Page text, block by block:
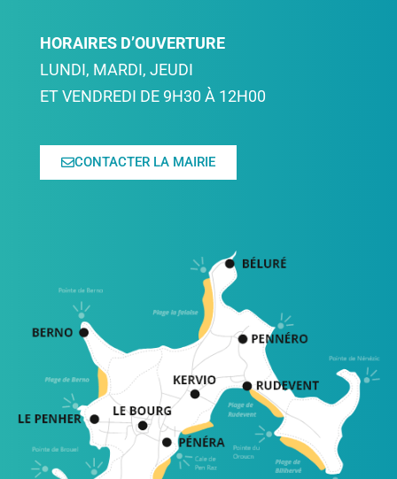
HORAIRES D’OUVERTURE
LUNDI, MARDI, JEUDI
ET VENDREDI DE 9H30 À 12H00
CONTACTER LA MAIRIE